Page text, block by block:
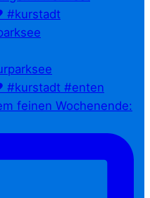
feinen Wochenende: